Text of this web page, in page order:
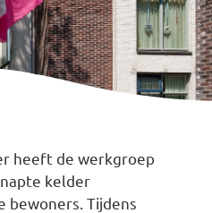
heeft de werkgroep
kelder
bewoners. Tijdens